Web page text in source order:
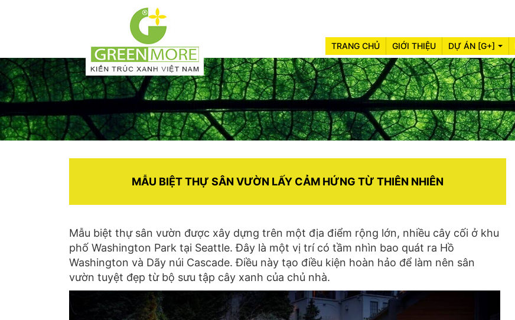
TRANG CHỦ GIỚI THIỆU DỰ ÁN [G+]
MẪU BIỆT THỰ SÂN VƯỜN LẤY CẢM HỨNG TỪ THIÊN NHIÊN
Mẫu biệt thự sân vườn được xây dựng trên một địa điểm rộng lớn, nhiều cây cối ở khu
phố Washington Park tại Seattle. Đây là một vị trí có tầm nhìn bao quát ra Hồ
Washington và Dãy núi Cascade. Điều này tạo điều kiện hoàn hảo để làm nên sân
vườn tuyệt đẹp từ bộ sưu tập cây xanh của chủ nhà.